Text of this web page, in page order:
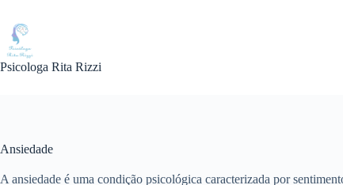
para
conteúdo
Psicologa Rita Rizzi
Ansiedade
A ansiedade é uma condição psicológica caracterizada por